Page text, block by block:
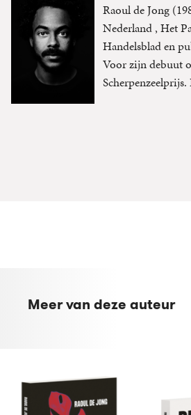
Raoul de Jong
Nederland , Het
Handelsblad en
Voor zijn debuut
Meer van deze auteur